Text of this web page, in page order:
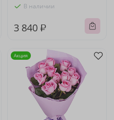
В наличии
3 840 ₽
Акция